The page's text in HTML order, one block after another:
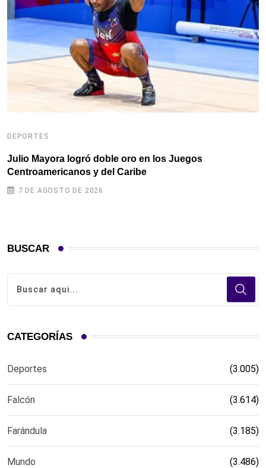
DEPORTES
Julio Mayora logró doble oro en los Juegos
Centroamericanos y del Caribe
7 DE AGOSTO DE 2026
BUSCAR
CATEGORÍAS
Deportes (3.005)
Falcón (3.614)
Farándula (3.185)
Mundo (3.486)